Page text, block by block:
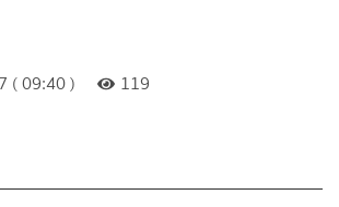
( 09:40 )
119